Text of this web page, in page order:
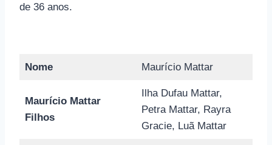
de 36 anos.
Nome Maurício Mattar
Maurício Mattar
Filhos
Ilha Dufau Mattar,
Petra Mattar, Rayra
Gracie, Luã Mattar